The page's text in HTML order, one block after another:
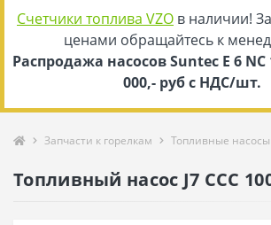
Счетчики топлива VZO в наличии!
ценами обращайтесь к
Распродажа насосов Suntec E 6 NC
000,- руб с НДС/шт.
Запчасти к горелкам Топливные насосы
Топливный насос J7 CCC